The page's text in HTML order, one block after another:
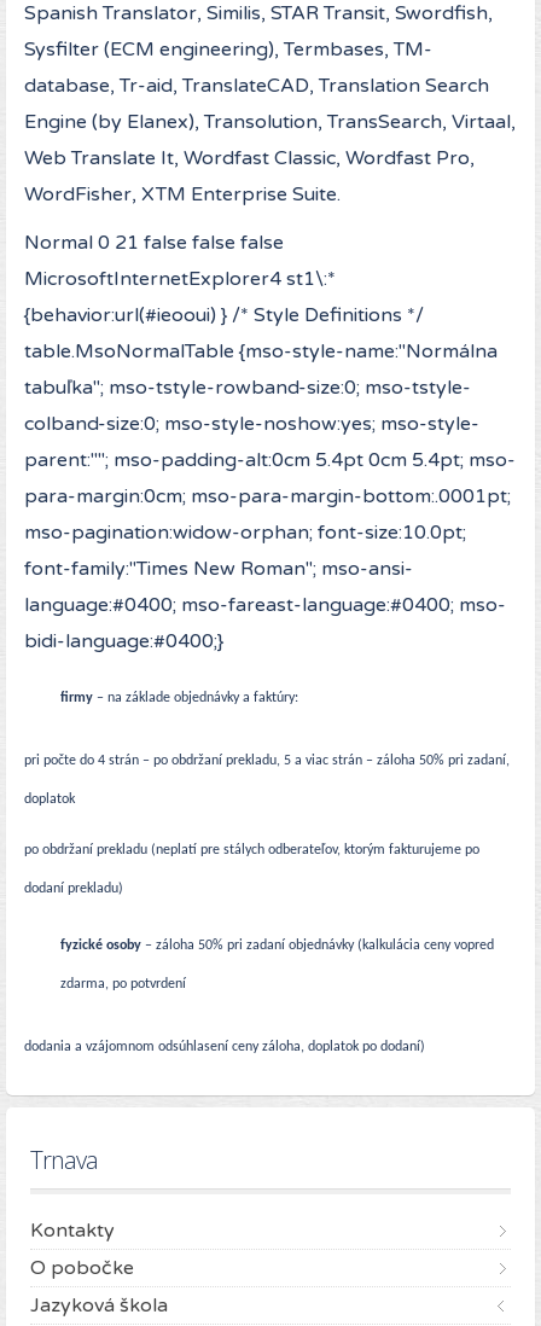
Spanish Translator, Similis, STAR Transit, Swordfish,
Sysfilter (ECM engineering), Termbases, TM-
database, Tr-aid, TranslateCAD, Translation Search
Engine (by Elanex), Transolution, TransSearch, Virtaal,
Web Translate It, Wordfast Classic, Wordfast Pro,
WordFisher, XTM Enterprise Suite.
Normal 0 21 false false false
MicrosoftInternetExplorer4 st1\:*
{behavior:url(#ieooui) } /* Style Definitions */
table.MsoNormalTable {mso-style-name:"Normálna
tabuľka"; mso-tstyle-rowband-size:0; mso-tstyle-
colband-size:0; mso-style-noshow:yes; mso-style-
parent:""; mso-padding-alt:0cm 5.4pt 0cm 5.4pt; mso-
para-margin:0cm; mso-para-margin-bottom:.0001pt;
mso-pagination:widow-orphan; font-size:10.0pt;
font-family:"Times New Roman"; mso-ansi-
language:#0400; mso-fareast-language:#0400; mso-
bidi-language:#0400;}
firmy – na základe objednávky a faktúry:
pri počte do 4 strán – po obdržaní prekladu, 5 a viac strán – záloha 50% pri zadaní,
doplatok
po obdržaní prekladu (neplatí pre stálych odberateľov, ktorým fakturujeme po
dodaní prekladu)
fyzické osoby – záloha 50% pri zadaní objednávky (kalkulácia ceny vopred
zdarma, po potvrdení
dodania a vzájomnom odsúhlasení ceny záloha, doplatok po dodaní)
Trnava
Kontakty
O pobočke
Jazyková škola